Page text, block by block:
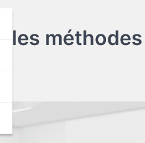
les